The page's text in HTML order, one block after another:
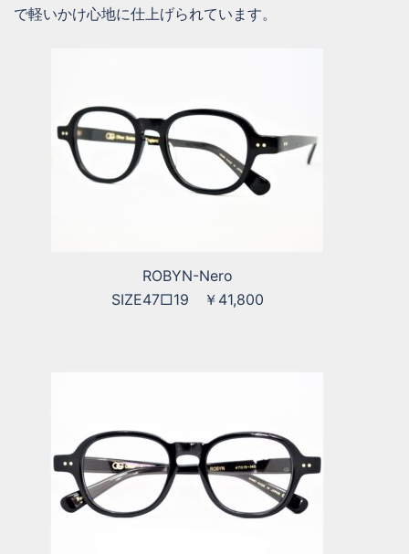
で軽いかけ心地に仕上げられています。
ROBYN-Nero
SIZE47□19 ￥41,800